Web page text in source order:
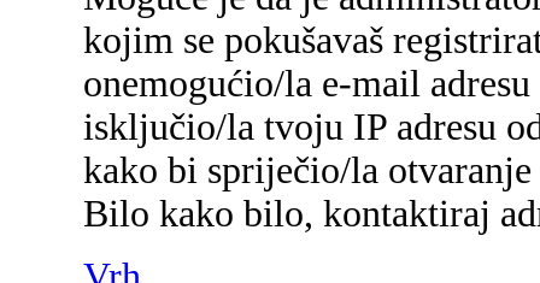
kojim se pokušavaš
onemogućio/la e-mail
isključio/la tvoju IP adresu
kako bi spriječio/la
Bilo kako bilo, kontaktiraj